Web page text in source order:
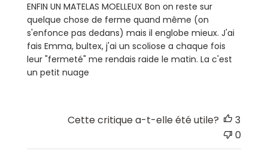
ENFIN UN MATELAS MOELLEUX Bon on reste sur
quelque chose de ferme quand même (on
s'enfonce pas dedans) mais il englobe mieux. J'ai
fais Emma, bultex, j'ai un scoliose a chaque fois
leur "fermeté" me rendais raide le matin. La c'est
un petit nuage
Cette critique a-t-elle été utile?
3
0